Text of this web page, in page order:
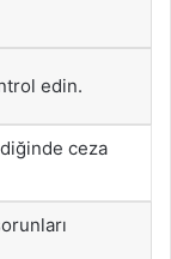
edin.
ceza